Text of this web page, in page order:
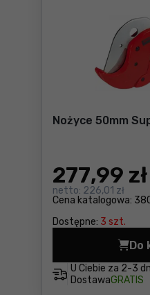
Nożyce 50mm
Cena katalogowa:
277,99 zł
netto: 226,01 zł
Dostępne: 3 szt.
U Ciebie za 2-3
DostawaGRATIS
Do